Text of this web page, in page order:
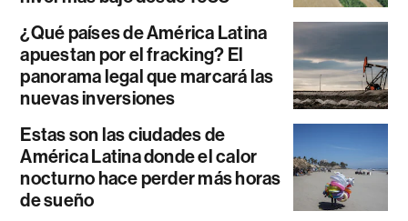
¿Qué países de América Latina
apuestan por el fracking? El
panorama legal que marcará las
nuevas inversiones
Estas son las ciudades de
América Latina donde el calor
nocturno hace perder más horas
de sueño